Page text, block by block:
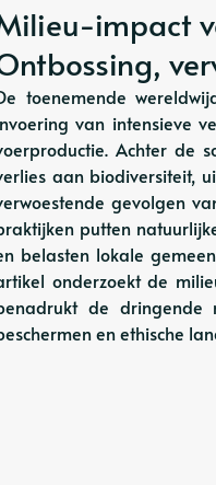
impact
toenemende
van intensieve
Achter de
aan biodiversiteit,
gevolgen
putten
belasten lokale
onderzoekt de
de dringende
en ethische